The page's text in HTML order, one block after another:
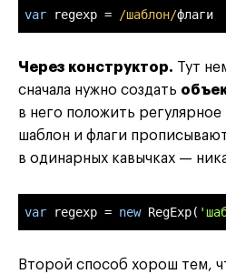
var regexp = /шаблон/флаги
Через конструктор. Тут
сначала нужно создать
в него положить
шаблон и флаги
в одинарных кавычках —
var regexp = new RegExp(
Второй способ хорош тем,